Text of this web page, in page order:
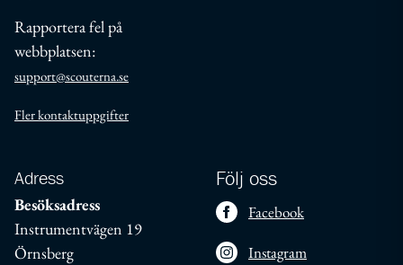
Rapportera fel på
webbplatsen:
support@scouterna.se
Fler kontaktuppgifter
Adress
Besöksadress
Instrumentvägen 19
Örnsberg
Följ oss
Facebook
Instagram